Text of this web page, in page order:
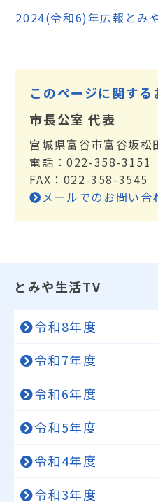
2024(令和6)年広報とみ
このページに関する
市長公室 代表
宮城県富谷市富谷坂松
電話：022-358-3151
FAX：022-358-3545
メールでのお問い合
とみや生活TV
令和8年度
令和7年度
令和6年度
令和5年度
令和4年度
令和3年度